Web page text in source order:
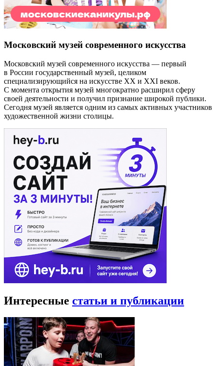
Московский музей современного искусства
Московский музей современного искусства — первый
в России государственный музей, целиком
специализирующийся на искусстве XX и XXI веков.
С момента открытия музей многократно расширил сферу
своей деятельности и получил признание широкой публики.
Сегодня музей является одним из самых активных участников
художественной жизни столицы.
Интересные статьи и публикации